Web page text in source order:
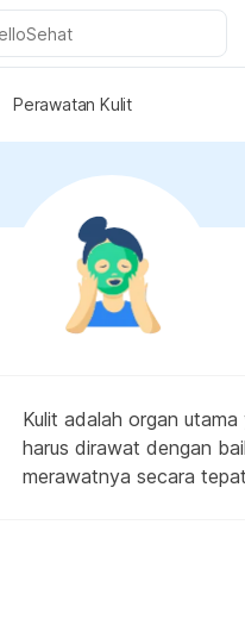
Perawatan Kulit
Kulit adalah organ
harus dirawat dengan
merawatnya secara